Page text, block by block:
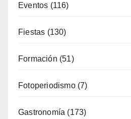
Fotoperiodismo
Gastronomía(173)
General(791)
Industria(7)
Interior(158)